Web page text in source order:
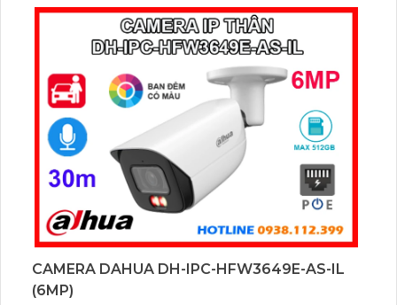
CAMERA DAHUA DH-IPC-HFW3649E-AS-IL
(6MP)